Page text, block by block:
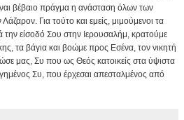
βέβαιο πράγμα η ανάσταση όλων των
Για τούτο και εμείς, μιμούμενοι τα
είσοδό Σου στην Ιερουσαλήμ, κρατούμε
τα βάγια και βοώμε προς Εσένα, τον νικητή
μας, Συ που ως Θεός κατοικείς στα ύψιστα
Συ, που έρχεσαι απεσταλμένος από